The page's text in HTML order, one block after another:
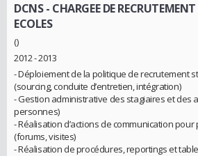
DCNS- CHARGEE DE
ECOLES
()
2012 - 2013
- Déploiement de la politique de recrutement
(sourcing, conduite d’entretien, intégration)
- Gestion administrative des stagiaires et des
personnes)
- Réalisation d’actions de communication
(forums, visites)
- Réalisation de procédures, reportings et